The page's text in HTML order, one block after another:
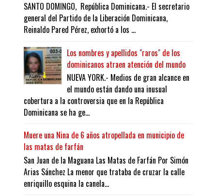
SANTO DOMINGO, República Dominicana.- El secretario
general del Partido de la Liberación Dominicana,
Reinaldo Pared Pérez, exhortó a los ...
Los nombres y apellidos "raros" de los
dominicanos atraen atención del mundo
NUEVA YORK.- Medios de gran alcance en
el mundo están dando una inusual
cobertura a la controversia que en la República
Dominicana se ha ge...
Muere una Nina de 6 años atropellada en municipio de
las matas de farfán
San Juan de la Maguana Las Matas de Farfán Por Simón
Arias Sánchez La menor que trataba de cruzar la calle
enriquillo esquina la canela...